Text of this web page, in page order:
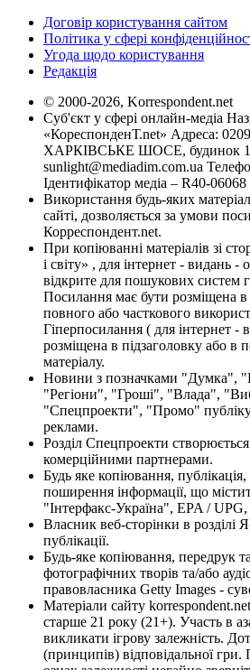
Договір користування сайтом
Політика у сфері
Угода щодо користування
Редакція
© 2000-2026, Korrespondent.net
Суб'єкт у сфері онлайн-медіа
«КореспонденТ.net» Адреса:
ХАРКІВСЬКЕ ШОСЕ, будинок
sunlight@mediadim.com.ua
Ідентифікатор медіа – R40-06068
Використання будь-яких
сайті, дозволяється за умови
Корреспондент.net.
При копіюванні матеріалів зі
і світу» , для інтернет - видань -
відкрите для пошукових систем
Посилання має бути розміщена в
повного або часткового
Гіперпосилання ( для інтернет -
розміщена в підзаголовку або в
матеріалу.
Новини з позначками "Думка",
"Регіони", "Гроші", "Влада",
"Спецпроекти", "Промо"
реклами.
Розділ Спецпроекти створюється
комерційними партнерами.
Будь яке копіювання,
поширення інформації, що
"Інтерфакс-Україна", EPA / UPG,
Власник веб-сторінки в розділі
публікації.
Будь-яке копіювання, передрук
фотографічних творів та/або
правовласника Getty Images -
Матеріали сайту
старше 21 року (21+). Участь в
викликати ігрову залежність.
(принципів) відповідальної